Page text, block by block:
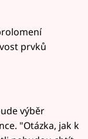
prvků
výběr
"Otázka, jak k